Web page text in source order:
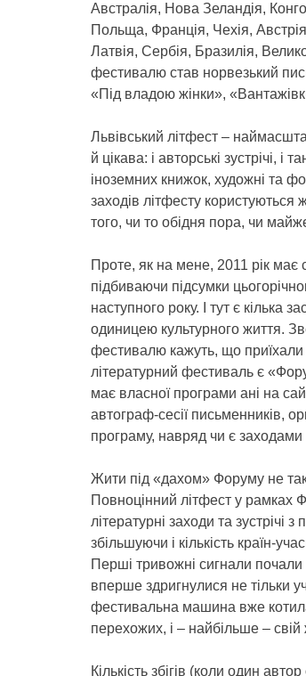
Австралія, Нова Зеландія,
Польща, Франція, Чехія,
Латвія, Сербія, Бразилія,
фестивалю став норвезький
«Під владою жінки»,
Львівський літфест –
й цікава: і авторські зустрічі, і
іноземних книжок, художні та
заходів літфесту
того, чи то обідня пора, чи
Проте, як на мене, 2011 рік
підбиваючи підсумки
наступного року. І тут є
одиницею культурного життя.
фестивалю кажуть, що приїхали
літературний фестиваль є
має власної програми ані на
автограф-сесії письменників,
програму, навряд чи є
Жити під «дахом» Форуму не
Повноцінний літфест у рамках
літературні заходи та
збільшуючи і кількість країн-
Перші тривожні сигнали
вперше здригнулися не тільки
фестивальна машина вже
перехожих, і – найбільше – свій
Кількість збігів (коли один